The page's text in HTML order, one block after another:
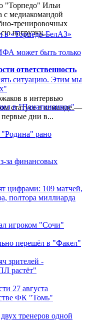
"Торпедо" Ильи
с медиакомандой
тренировочных
нагрузку,...
ответственность
в интервью
статусе в команде.—
дни в...
в «Торпедо-БелАЗ»
может быть только
ситуацию. Этим мы
в "Панатинаикос"
рано
за финансовых
цифрами: 109 матчей,
полтора миллиарда
игроком "Сочи"
перешёл в "Факел"
зрителей -
растёт"
27 августа
ФК "Томь"
тренеров одной